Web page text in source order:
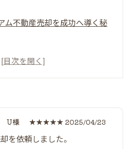
ム不動産売却を成功へ導く秘
で実践するプレミアム不動産
指すなら必見の売却ステップ
U様 ★★★★★ 2025/04/23
を依頼しました。